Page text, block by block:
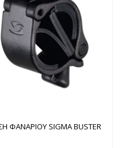
ΦΑΝΑΡΙΟΥ SIGMA BUSTER